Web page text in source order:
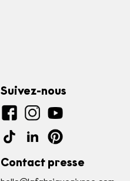
Suivez-nous
Contact presse